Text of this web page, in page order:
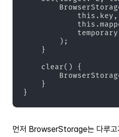
            this.key,
            temporary
        );
    }
    clear() {
    }
}
먼저 BrowserStorage는 다루고